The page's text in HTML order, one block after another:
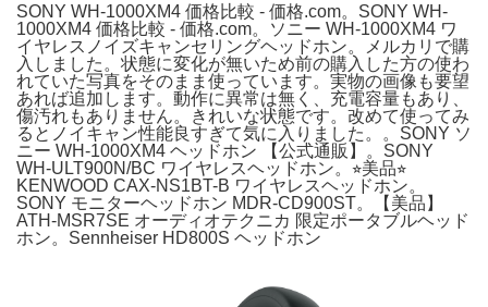
SONY WH-1000XM4 価格比較 - 価格.com。SONY WH-
1000XM4 価格比較 - 価格.com。ソニー WH-1000XM4 ワ
イヤレスノイズキャンセリングヘッドホン。メルカリで購
入しました。状態に変化が無いため前の購入した方の使わ
れていた写真をそのまま使っています。実物の画像も要望
あれば追加します。動作に異常は無く、充電容量もあり、
傷汚れもありません。きれいな状態です。改めて使ってみ
るとノイキャン性能良すぎて気に入りました。。SONY ソ
ニー WH-1000XM4 ヘッドホン 【公式通販】。SONY
WH-ULT900N/BC ワイヤレスヘッドホン。⭐︎美品⭐︎
KENWOOD CAX-NS1BT-B ワイヤレスヘッドホン。
SONY モニターヘッドホン MDR-CD900ST。【美品】
ATH-MSR7SE オーディオテクニカ 限定ポータブルヘッド
ホン。Sennheiser HD800S ヘッドホン